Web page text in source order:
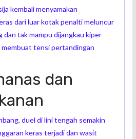
kembali menyamakan
dari luar kotak penalti meluncur
dan tak mampu dijangkau kiper
tensi pertandingan
dan
duel di lini tengah semakin
keras terjadi dan wasit